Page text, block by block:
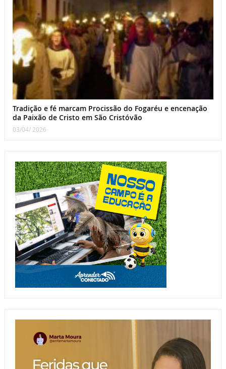
Tradição e fé marcam Procissão do Fogaréu e encenação
da Paixão de Cristo em São Cristóvão
03/04/ 2026